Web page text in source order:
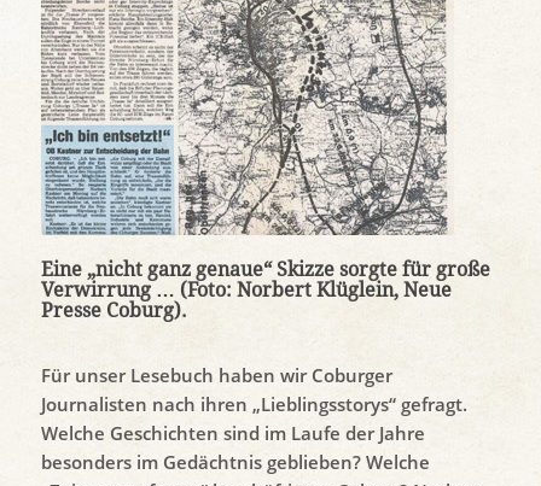
Eine „nicht ganz genaue“ Skizze sorgte für große
Verwirrung … (Foto: Norbert Klüglein, Neue
Presse Coburg).
Für unser Lesebuch haben wir Coburger
Journalisten nach ihren „Lieblingsstorys“ gefragt.
Welche Geschichten sind im Laufe der Jahre
besonders im Gedächtnis geblieben? Welche